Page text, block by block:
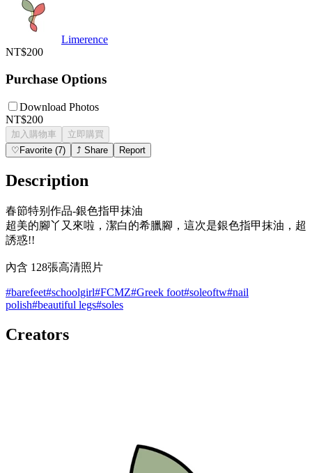
Limerence
NT$200
Purchase Options
Download Photos
NT$200
加入購物車
立即購買
♡ Favorite (7) ⤴ Share Report
Description
春節特别作品-銀色指甲抹油
超美的腳丫又來啦，潔白的希臘腳，這次是銀色指甲抹油，超
誘惑!!
內含 128張高清照片
#barefeet#schoolgirl#FCMZ#Greek foot#soleoftw#nail
polish#beautiful legs#soles
Creators